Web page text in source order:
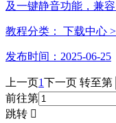
及一键静音功能，兼
教程分类： 下载中心
发布时间：2025-06-25
上一页1下一页 转至第
前往第
跳转 